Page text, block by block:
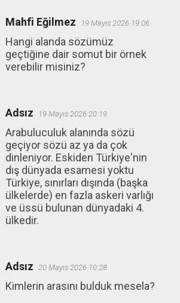
Mahfi Eğilmez 19 Mayıs 2026 19:06
Hangi alanda sözümüz
geçtiğine dair somut bir örnek
verebilir misiniz?
Adsız 19 Mayıs 2026 20:19
Arabuluculuk alanında sözü
geçiyor sözü az ya da çok
dinleniyor. Eskiden Türkiye'nin
dış dünyada esamesi yoktu
Türkiye, sınırları dışında (başka
ülkelerde) en fazla askeri varlığı
ve üssü bulunan dünyadaki 4.
ülkedir.
Adsız 20 Mayıs 2026 10:28
Kimlerin arasını bulduk mesela?